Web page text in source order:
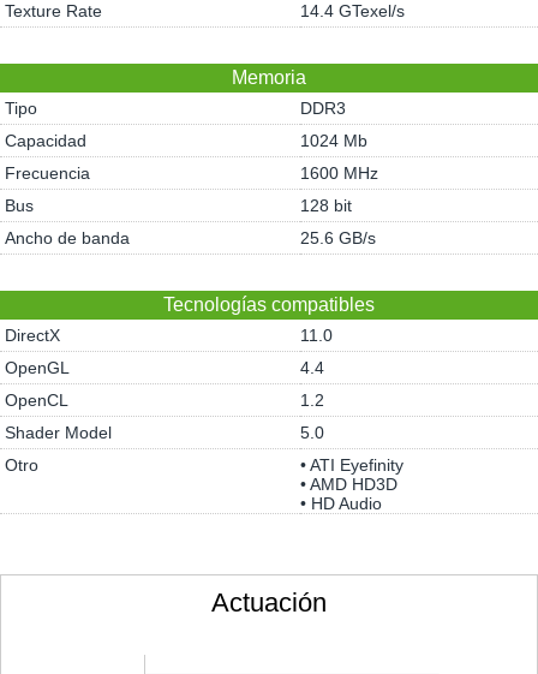
Texture Rate
14.4 GTexel/s
Memoria
Tipo
DDR3
Capacidad
1024 Mb
Frecuencia
1600 MHz
Bus
128 bit
Ancho de banda
25.6 GB/s
Tecnologías compatibles
DirectX
11.0
OpenGL
4.4
OpenCL
1.2
Shader Model
5.0
Otro
• ATI Eyefinity
• AMD HD3D
• HD Audio
Actuación